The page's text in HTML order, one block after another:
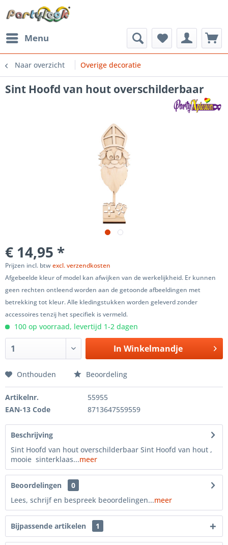
Menu
Naar overzicht Overige decoratie
Sint Hoofd van hout overschilderbaar
€ 14,95 *
Prijzen incl. btwexcl. verzendkosten
Afgebeelde kleur of model kan afwijken van de werkelijkheid. Er kunnen
geen rechten ontleend worden aan de getoonde afbeeldingen met
betrekking tot kleur. Alle kledingstukken worden geleverd zonder
accessoires tenzij het specifiek is vermeld.
100 op voorraad, levertijd 1-2 dagen
In Winkelmandje
Onthouden Beoordeling
Artikelnr.
55955
EAN-13 Code
8713647559559
Beschrijving
Sint Hoofd van hout overschilderbaar Sint Hoofd van hout ,
mooie sinterklaas...meer
Beoordelingen
0
Lees, schrijf en bespreek beoordelingen...meer
Bijpassende artikelen 1